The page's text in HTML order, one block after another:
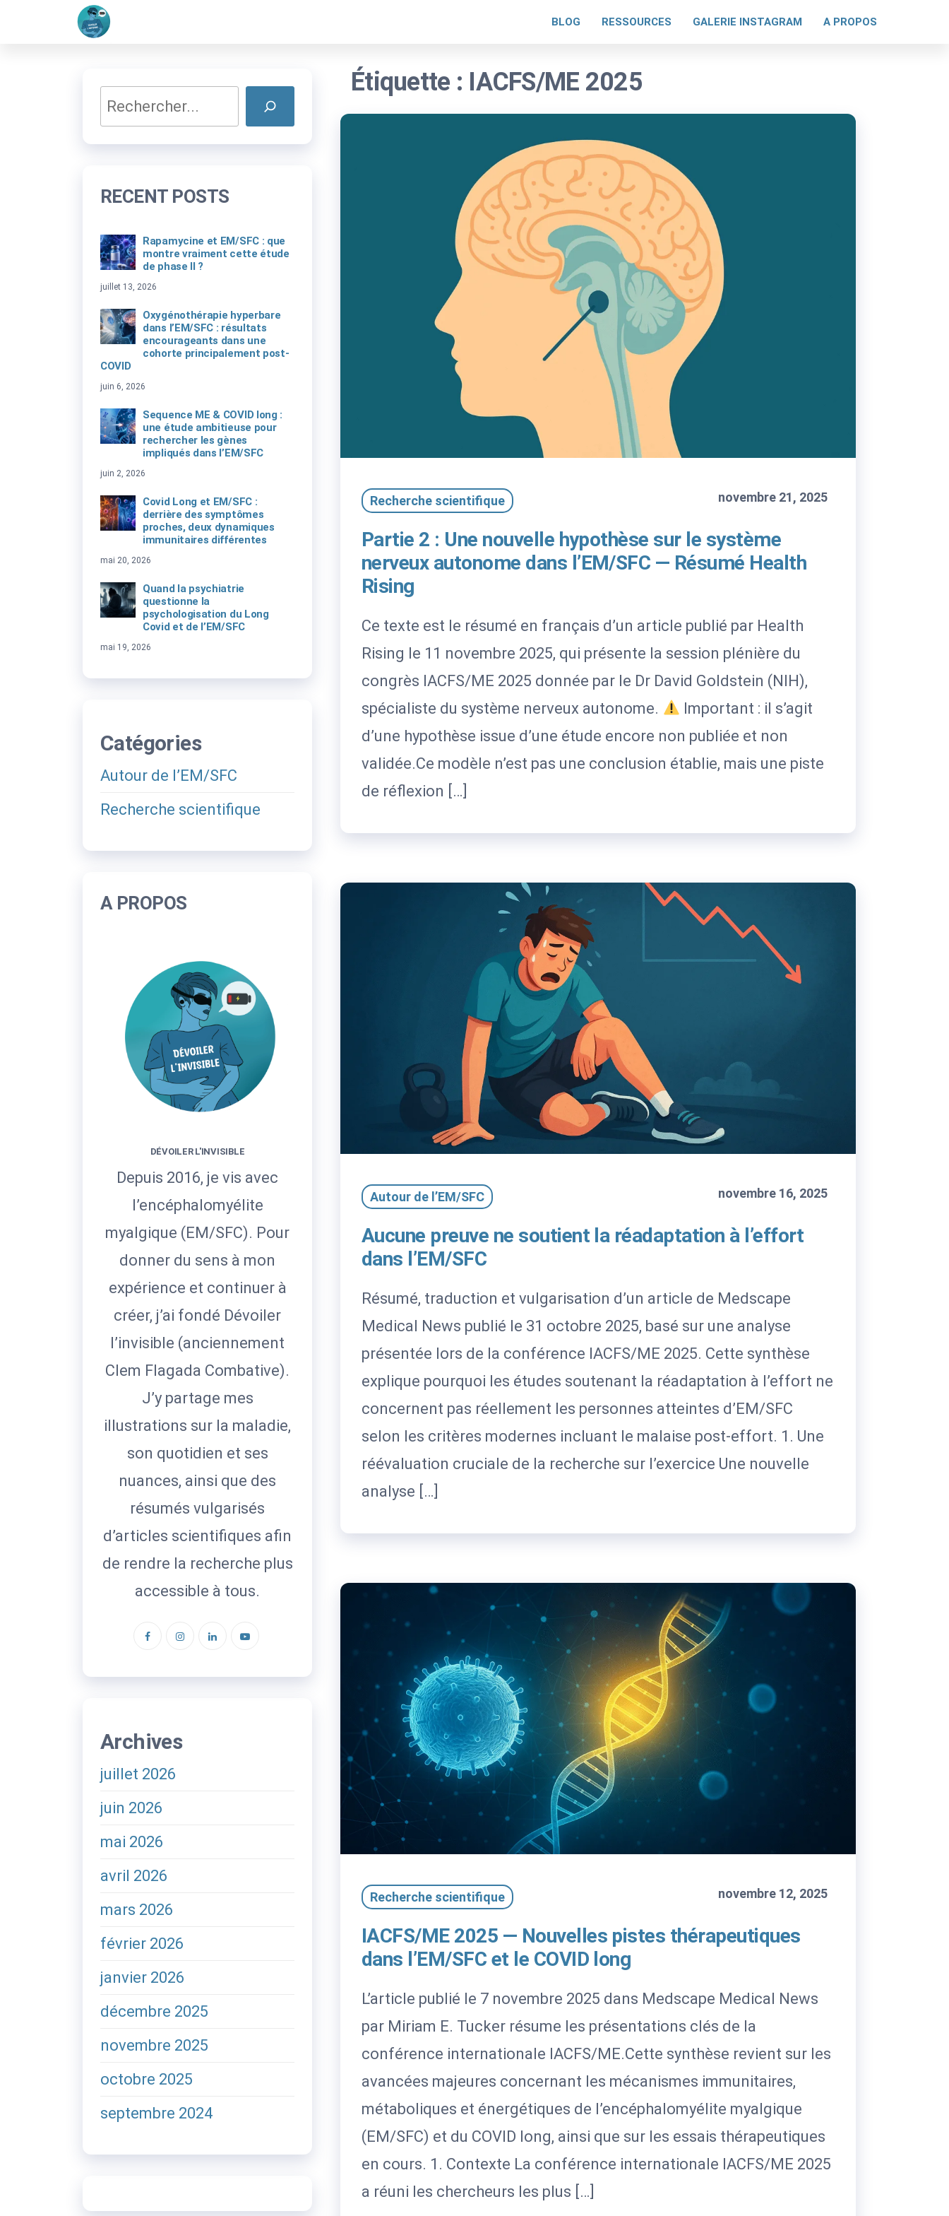
BLOG RESSOURCES GALERIE INSTAGRAM A PROPOS
Étiquette : IACFS/ME 2025
Recherche scientifique novembre 21, 2025
Partie 2 : Une nouvelle hypothèse sur le système
nerveux autonome dans l’EM/SFC — Résumé Health
Rising
Ce texte est le résumé en français d’un article publié par Health
Rising le 11 novembre 2025, qui présente la session plénière du
congrès IACFS/ME 2025 donnée par le Dr David Goldstein (NIH),
spécialiste du système nerveux autonome.
Important : il s’agit
d’une hypothèse issue d’une étude encore non publiée et non
validée.Ce modèle n’est pas une conclusion établie, mais une piste
de réflexion […]
Autour de l’EM/SFC novembre 16, 2025
Aucune preuve ne soutient la réadaptation à l’effort
dans l’EM/SFC
Résumé, traduction et vulgarisation d’un article de Medscape
Medical News publié le 31 octobre 2025, basé sur une analyse
présentée lors de la conférence IACFS/ME 2025. Cette synthèse
explique pourquoi les études soutenant la réadaptation à l’effort ne
concernent pas réellement les personnes atteintes d’EM/SFC
selon les critères modernes incluant le malaise post-effort. 1. Une
réévaluation cruciale de la recherche sur l’exercice Une nouvelle
analyse […]
Recherche scientifique novembre 12, 2025
IACFS/ME 2025 — Nouvelles pistes thérapeutiques
dans l’EM/SFC et le COVID long
L’article publié le 7 novembre 2025 dans Medscape Medical News
par Miriam E. Tucker résume les présentations clés de la
conférence internationale IACFS/ME.Cette synthèse revient sur les
avancées majeures concernant les mécanismes immunitaires,
métaboliques et énergétiques de l’encéphalomyélite myalgique
(EM/SFC) et du COVID long, ainsi que sur les essais thérapeutiques
en cours. 1. Contexte La conférence internationale IACFS/ME 2025
a réuni les chercheurs les plus […]
Rechercher
RECENT POSTS
Rapamycine et EM/SFC : que
montre vraiment cette étude
de phase II ?
juillet 13, 2026
Oxygénothérapie hyperbare
dans l’EM/SFC : résultats
encourageants dans une
cohorte principalement post-
COVID
juin 6, 2026
Sequence ME & COVID long :
une étude ambitieuse pour
rechercher les gènes
impliqués dans l’EM/SFC
juin 2, 2026
Covid Long et EM/SFC :
derrière des symptômes
proches, deux dynamiques
immunitaires différentes
mai 20, 2026
Quand la psychiatrie
questionne la
psychologisation du Long
Covid et de l’EM/SFC
mai 19, 2026
Catégories
Autour de l’EM/SFC
Recherche scientifique
A PROPOS
DÉVOILER L'INVISIBLE
Depuis 2016, je vis avec
l’encéphalomyélite
myalgique (EM/SFC). Pour
donner du sens à mon
expérience et continuer à
créer, j’ai fondé Dévoiler
l’invisible (anciennement
Clem Flagada Combative).
J’y partage mes
illustrations sur la maladie,
son quotidien et ses
nuances, ainsi que des
résumés vulgarisés
d’articles scientifiques afin
de rendre la recherche plus
accessible à tous.
Archives
juillet 2026
juin 2026
mai 2026
avril 2026
mars 2026
février 2026
janvier 2026
décembre 2025
novembre 2025
octobre 2025
septembre 2024